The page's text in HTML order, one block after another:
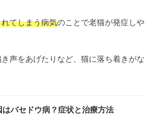
てしまう病気のことで老猫が発症しや
声をあげたりなど、猫に落ち着きがな
バセドウ病？症状と治療方法